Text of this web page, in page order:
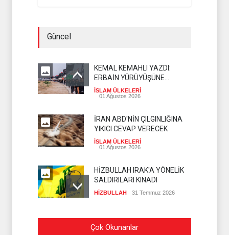
Güncel
KEMAL KEMAHLI YAZDI:
ERBAİN YÜRÜYÜŞÜNE
İNKILABÎ BAKIŞ
İSLAM ÜLKELERİ
01 Ağustos 2026
İRAN ABD'NİN ÇILGINLIĞINA
YIKICI CEVAP VERECEK
İSLAM ÜLKELERİ
01 Ağustos 2026
HİZBULLAH IRAK'A YÖNELİK
SALDIRILARI KINADI
HİZBULLAH 31 Temmuz 2026
PEZEŞKİYAN'DAN HALİL EL
HAYYE'YE TEBRİK
Çok Okunanlar